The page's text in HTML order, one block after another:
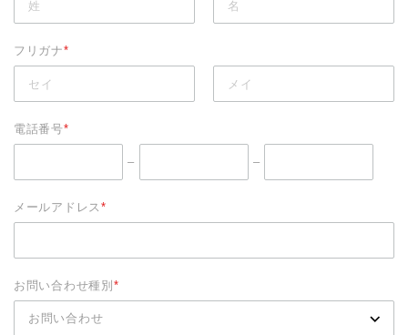
たれ・めんつゆ
おかず
サービス
フリガナ*
電話番号*
– –
メールアドレス *
お問い合わせ種別 *